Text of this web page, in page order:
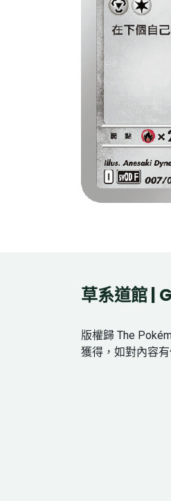
草系道館 |
版權歸 The
獲得，如對內容